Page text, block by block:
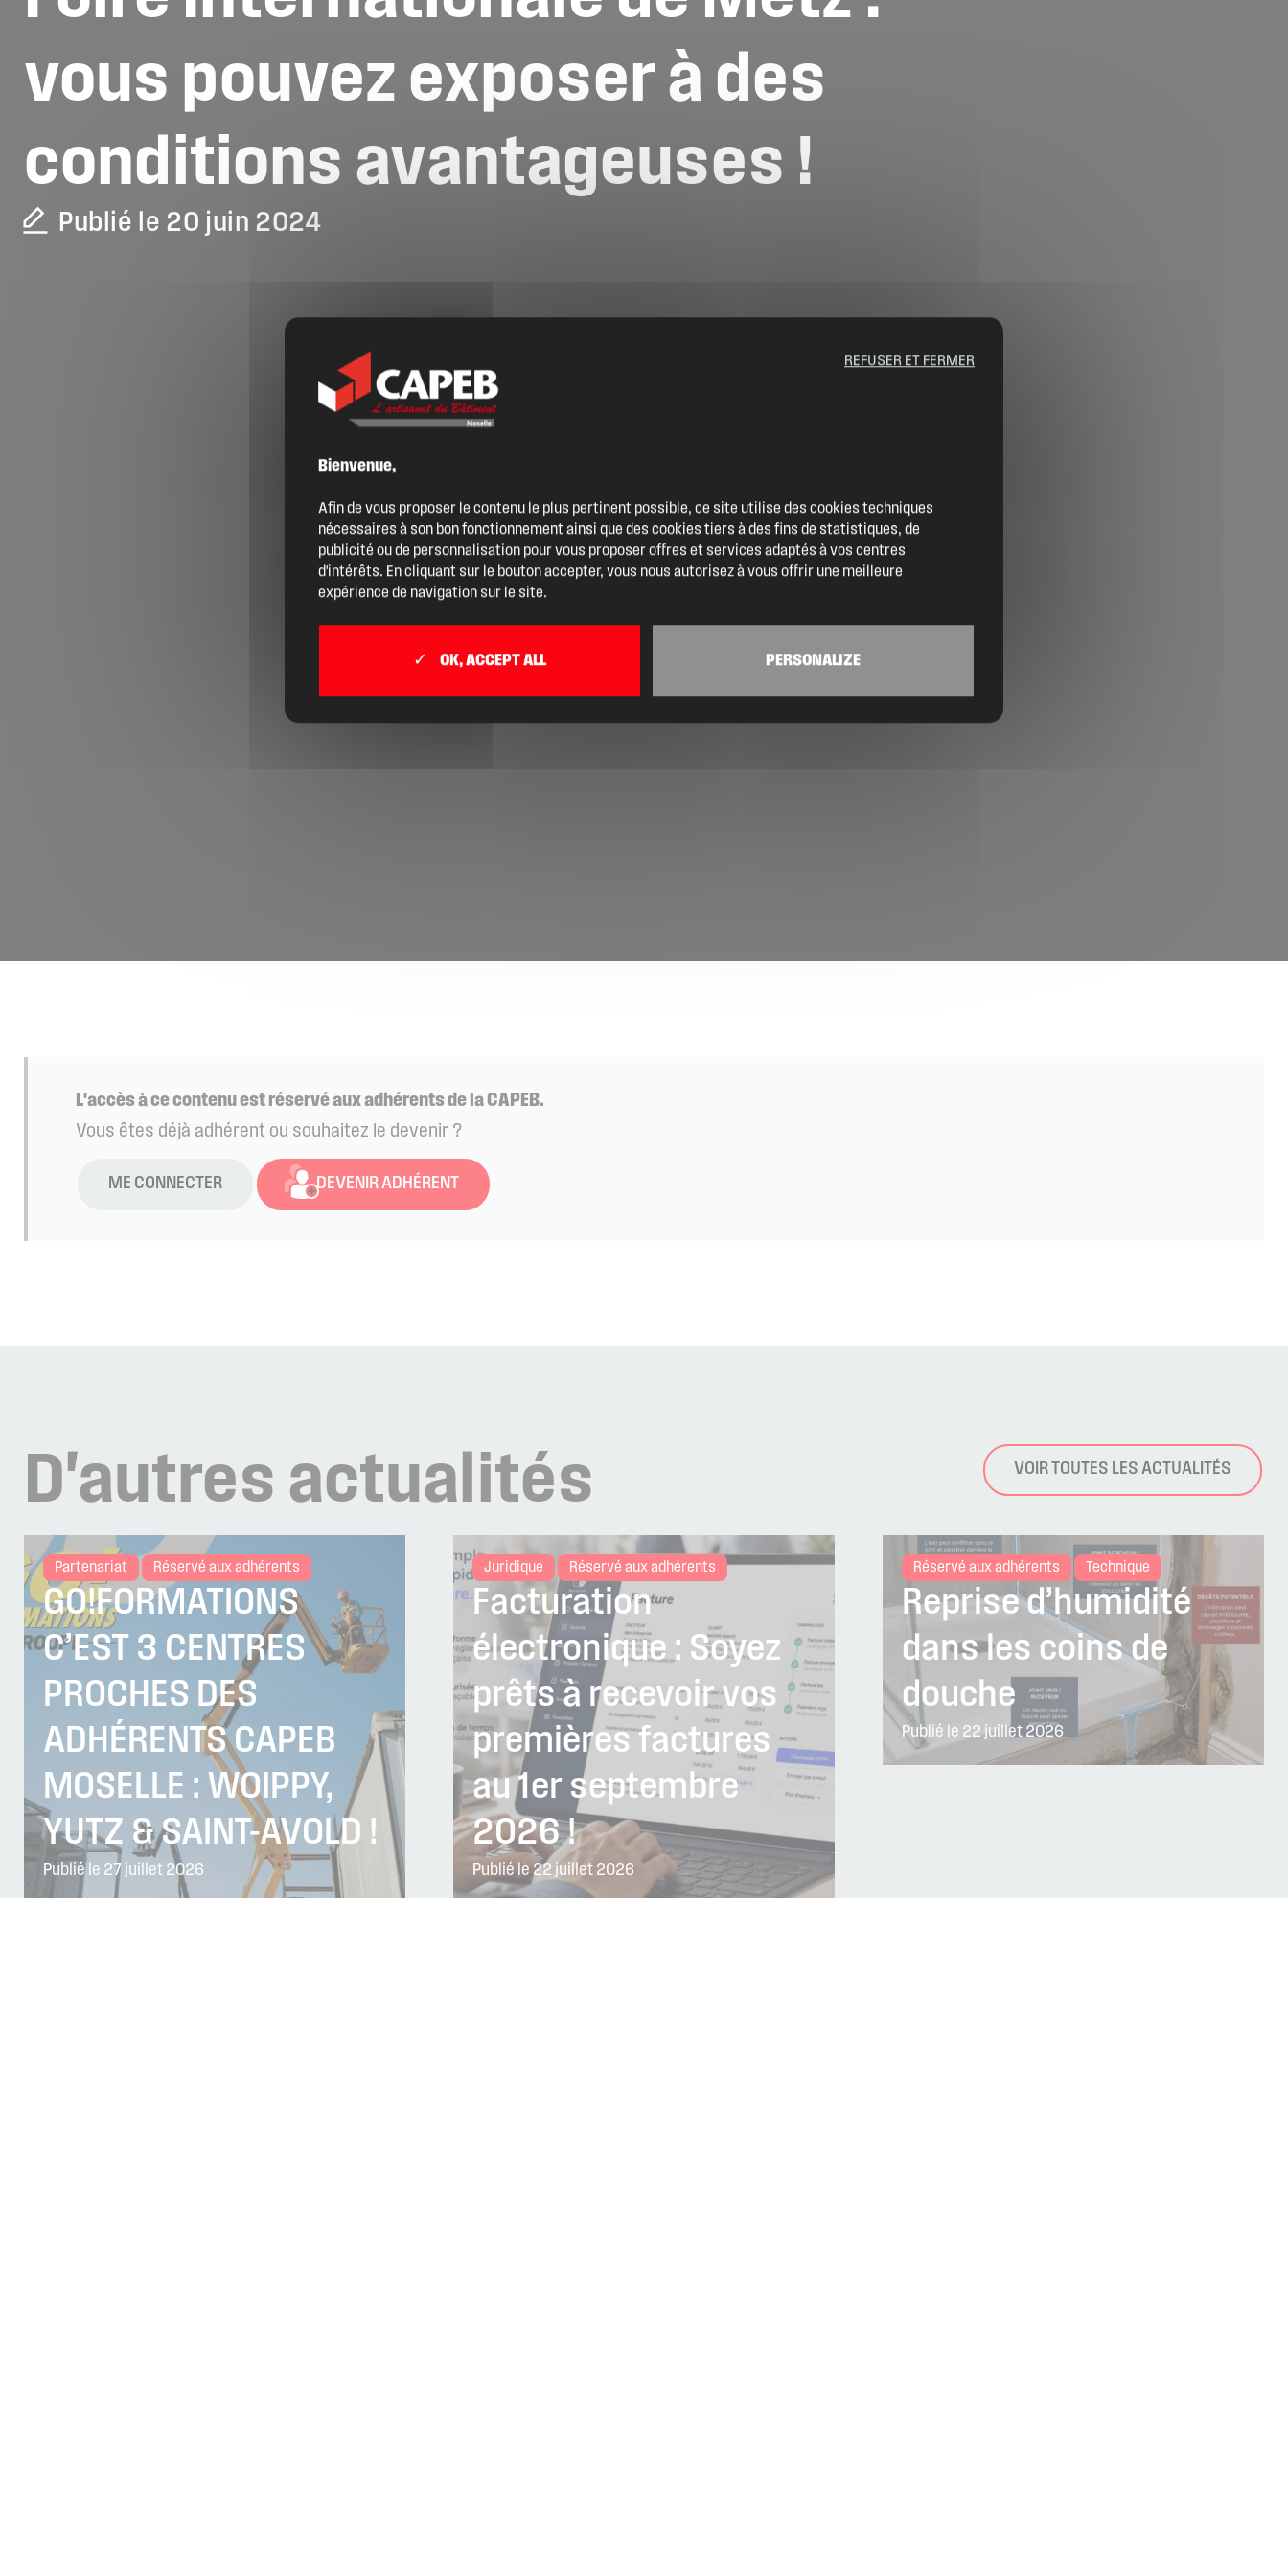
Nos services
Actualités
Boîte à outils
Boutique
Location de salles
Trouver un artisan
Devenir adhérent
Espace adhérent
Billetterie
vous pouvez exposerà des
conditions avantageuses !
Publié le 20 juin 2024
L'accès à ce contenu est réservé aux adhérents de la CAPEB.
Vous êtes déjà adhérent ou souhaitez le devenir ?
ME CONNECTER DEVENIR ADHÉRENT
D'autres actualités VOIR TOUTES LES ACTUALITÉS
Partenariat Réservé aux adhérents
GO!FORMATIONS
C’EST 3 CENTRES
PROCHES DES
ADHÉRENTS CAPEB
MOSELLE : WOIPPY,
YUTZ & SAINT-AVOLD !
Publié le 27 juillet 2026
Juridique Réservé aux adhérents
Facturation
électronique : Soyez
prêts à recevoir vos
premières factures
au 1er septembre
2026 !
Publié le 22 juillet 2026
Réservé aux adhérents Technique
Reprise d’humidité
dans les coins de
douche
Publié le 22 juillet 2026
Bienvenue,
Afin de vous proposer le contenu le plus pertinent possible, ce site utilise des cookies techniques
nécessaires à son bon fonctionnement ainsi que des cookies tiers à des fins de statistiques, de
publicité ou de personnalisation pour vous proposer offres et services adaptés à vos centres
d'intérêts. En cliquant sur le bouton accepter, vous nous autorisez à vous offrir une meilleure
expérience de navigation sur le site.
OK, ACCEPT ALL
REFUSER ET FERMER
PERSONALIZE